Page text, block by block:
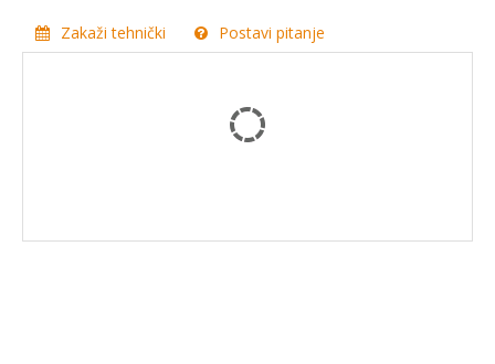
Zakaži tehnički Postavi pitanje